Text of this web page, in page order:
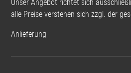
Unser Angebot richtet sich
alle Preise verstehen sich zzgl. der
Anlieferung